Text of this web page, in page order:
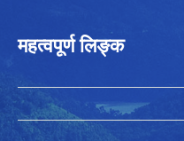
महत्वपूर्ण लिङ्क